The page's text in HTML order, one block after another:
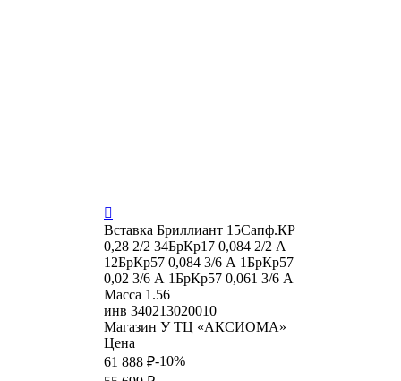

Вставка Бриллиант 15Сапф.КР
0,28 2/2 34БрКр17 0,084 2/2 А
12БрКр57 0,084 3/6 А 1БрКр57
0,02 3/6 А 1БрКр57 0,061 3/6 А
Масса 1.56
инв 340213020010
Магазин У ТЦ «АКСИОМА»
Цена
61 888 ₽-10%